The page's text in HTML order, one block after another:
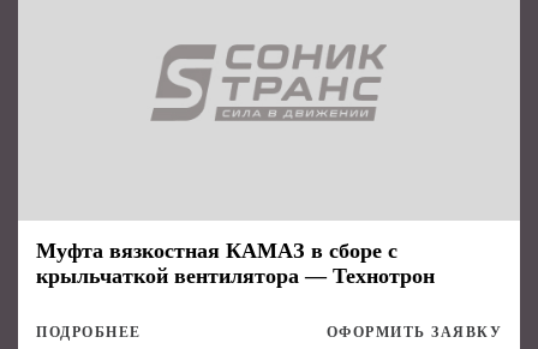
Муфта вязкостная КАМАЗ в сборе с
крыльчаткой вентилятора — Технотрон
ПОДРОБНЕЕ ОФОРМИТЬ ЗАЯВКУ